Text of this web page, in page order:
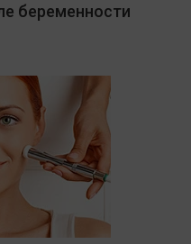
беременности